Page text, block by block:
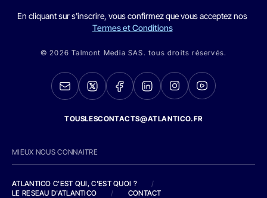
En cliquant sur s'inscrire, vous confirmez que vous acceptez nos
Termes et Conditions
© 2026 Talmont Media SAS. tous droits réservés.
TOUSLESCONTACTS@ATLANTICO.FR
MIEUX NOUS CONNAITRE
ATLANTICO C'EST QUI, C'EST QUOI ?
/
LE RESEAU D'ATLANTICO
/ CONTACT